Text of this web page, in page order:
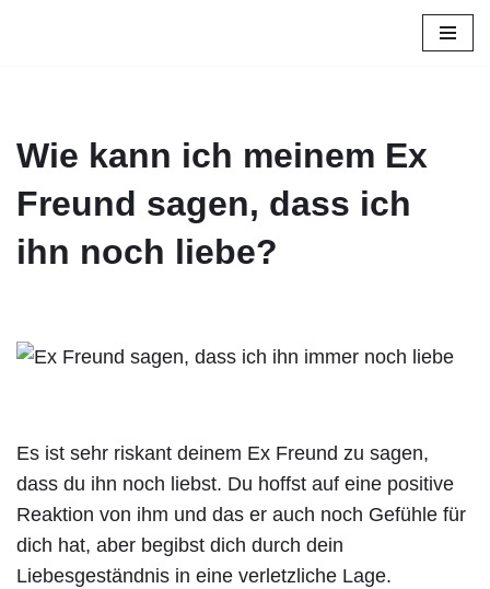
Wie kann ich meinem Ex
Freund sagen, dass ich
ihn noch liebe?
Es ist sehr riskant deinem Ex Freund zu sagen,
dass du ihn noch liebst. Du hoffst auf eine positive
Reaktion von ihm und das er auch noch Gefühle für
dich hat, aber begibst dich durch dein
Liebesgeständnis in eine verletzliche Lage.